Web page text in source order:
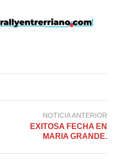
NOTICIA ANTERIOR
EXITOSA FECHA EN
MARIA GRANDE.